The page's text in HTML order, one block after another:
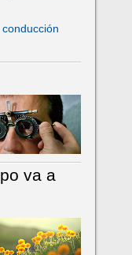
va a